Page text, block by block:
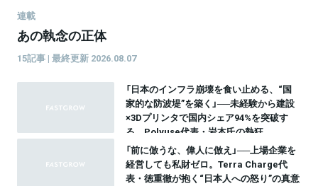
連載
あの執念の正体
15記事 | 最終更新 2026.08.07
「日本のインフラ崩壊を食い止める、“国
家的な防波堤”を築く」──未経験から建設
×3Dプリンタで国内シェア94%を突破す
る。Polyuse代表・岩本氏の熱狂
「前に倣うな、偉人に倣え」──上場企業を
経営しても私財ゼロ。Terra Charge代
表・徳重徹が抱く“日本人への怒り”の真意